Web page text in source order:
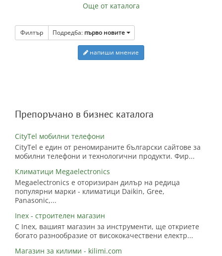
Още от каталога
Филтър Подредба: първо новите
напиши мнение
Препоръчано в бизнес каталога
CityTel мобилни телефони
CityTel е един от реномираните български сайтове за
мобилни телефони и технологични продукти. Фир...
Климатици Megaelectronics
Megaelectronics е оторизиран дилър на редица
популярни марки - климатици Daikin, Gree,
Panasonic,...
Inex - строителен магазин
С Inex, вашият магазин за инструменти, ще откриете
богато разнообразие от висококачествени електр...
Магазин за килими - kilimi.com